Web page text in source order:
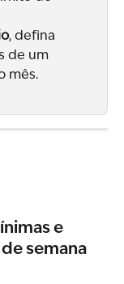
, defina
de um
mês.
e
semana